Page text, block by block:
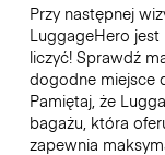
Przy następnej
LuggageHero jest
liczyć! Sprawdź
dogodne miejsce
Pamiętaj, że
bagażu, która
zapewnia